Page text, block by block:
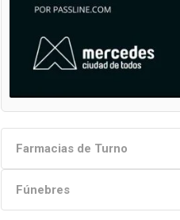
Farmacias de Turno
Fúnebres